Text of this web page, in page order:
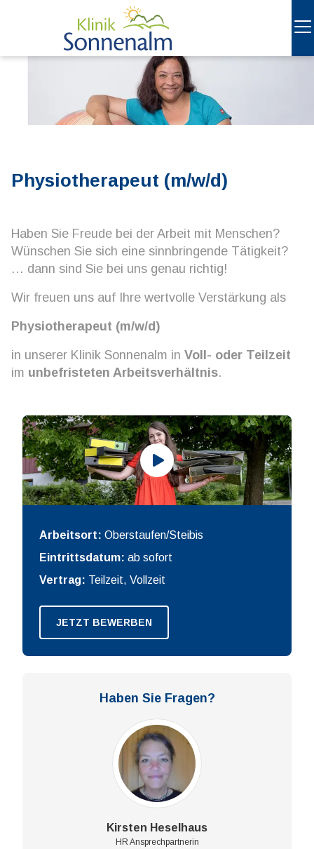
Physiotherapeut (m/w/d)
Haben Sie Freude bei der Arbeit mit Menschen?
Wünschen Sie sich eine sinnbringende Tätigkeit?
… dann sind Sie bei uns genau richtig!
Wir freuen uns auf Ihre wertvolle Verstärkung als
Physiotherapeut (m/w/d)
in unserer Klinik Sonnenalm in Voll- oder Teilzeit
im unbefristeten Arbeitsverhältnis.
Arbeitsort: Oberstaufen/Steibis
Eintrittsdatum: ab sofort
Vertrag: Teilzeit, Vollzeit
JETZT BEWERBEN
Haben Sie Fragen?
Kirsten Heselhaus
HR Ansprechpartnerin